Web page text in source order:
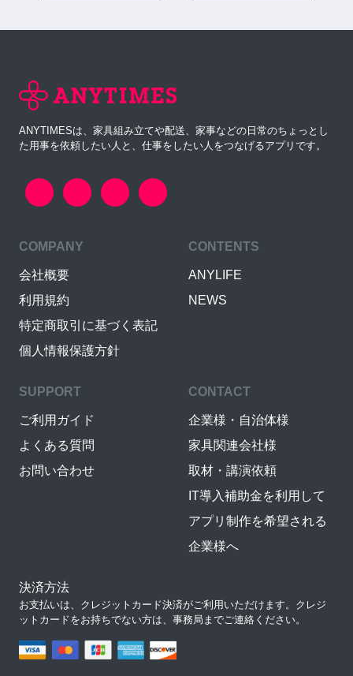
ANYTIMESは、家具組み立てや配送、家事などの日常のちょっとし
た用事を依頼したい人と、仕事をしたい人をつなげるアプリです。
COMPANY
会社概要
利用規約
特定商取引に基づく表記
個人情報保護方針
CONTENTS
ANYLIFE
NEWS
SUPPORT
ご利用ガイド
よくある質問
お問い合わせ
CONTACT
企業様・自治体様
家具関連会社様
取材・講演依頼
IT導入補助金を利用して
アプリ制作を希望される
企業様へ
決済方法
お支払いは、クレジットカード決済がご利用いただけます。クレジ
ットカードをお持ちでない方は、事務局までご連絡ください。